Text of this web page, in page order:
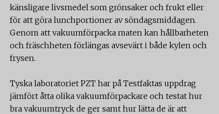
känsligare livsmedel som grönsaker och frukt eller
för att göra lunchportioner av söndagsmiddagen.
Genom att vakuumförpacka maten kan hållbarheten
och fräschheten förlängas avsevärt i både kylen och
frysen.
Tyska laboratoriet PZT har på Testfaktas uppdrag
jämfört åtta olika vakuumförpackare och testat hur
bra vakuumtryck de ger samt hur lätta de är att